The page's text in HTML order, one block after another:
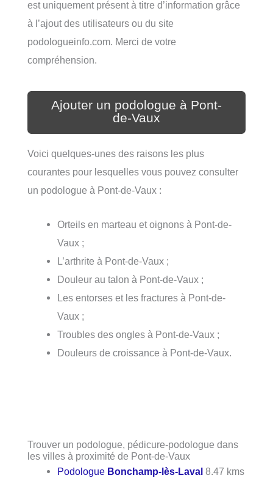
est uniquement présent à titre d’information grâce
à l’ajout des utilisateurs ou du site
podologueinfo.com. Merci de votre
compréhension.
Ajouter un podologue à Pont-
de-Vaux
Voici quelques-unes des raisons les plus
courantes pour lesquelles vous pouvez consulter
un podologue à Pont-de-Vaux :
Orteils en marteau et oignons à Pont-de-
Vaux ;
L’arthrite à Pont-de-Vaux ;
Douleur au talon à Pont-de-Vaux ;
Les entorses et les fractures à Pont-de-
Vaux ;
Troubles des ongles à Pont-de-Vaux ;
Douleurs de croissance à Pont-de-Vaux.
Trouver un podologue, pédicure-podologue dans
les villes à proximité de Pont-de-Vaux
Podologue Bonchamp-lès-Laval 8.47 kms